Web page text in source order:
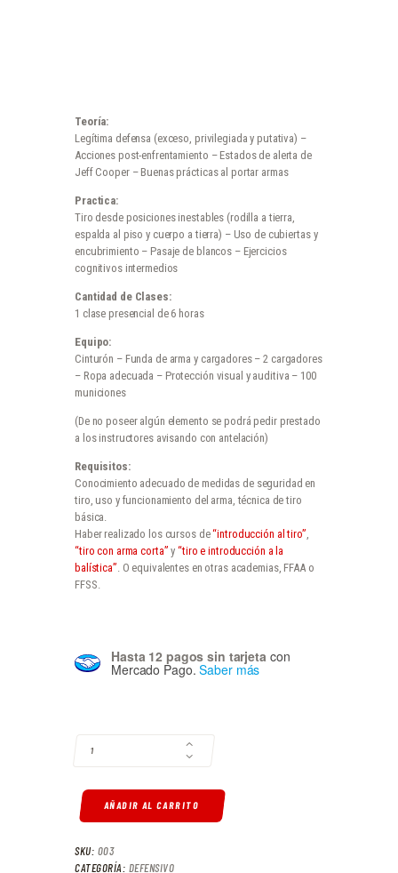
Teoría:
Legítima defensa (exceso, privilegiada y putativa) –
Acciones post-enfrentamiento – Estados de alerta de
Jeff Cooper – Buenas prácticas al portar armas
Practica:
Tiro desde posiciones inestables (rodilla a tierra,
espalda al piso y cuerpo a tierra) – Uso de cubiertas y
encubrimiento – Pasaje de blancos – Ejercicios
cognitivos intermedios
Cantidad de Clases:
1 clase presencial de 6 horas
Equipo:
Cinturón – Funda de arma y cargadores – 2 cargadores
– Ropa adecuada – Protección visual y auditiva – 100
municiones
(De no poseer algún elemento se podrá pedir prestado
a los instructores avisando con antelación)
Requisitos:
Conocimiento adecuado de medidas de seguridad en
tiro, uso y funcionamiento del arma, técnica de tiro
básica.
Haber realizado los cursos de“introducción al tiro”
“tiro con arma corta” y“tiro e introducción a la
balística” . O equivalentes en otras academias, FFAA o
FFSS.
Hasta 12 pagos sin tarjeta con
Mercado Pago. Saber más
AÑADIR AL CARRITO
SKU: 003
CATEGORÍA: DEFENSIVO